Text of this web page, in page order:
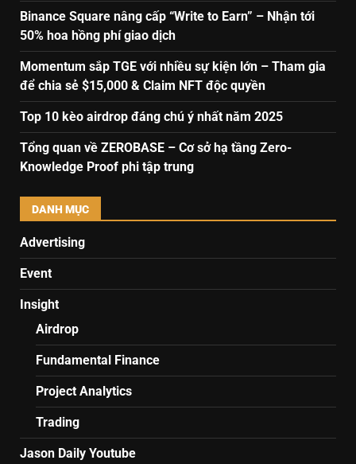
Binance Square nâng cấp “Write to Earn” – Nhận tới
50% hoa hồng phí giao dịch
Momentum sắp TGE với nhiều sự kiện lớn – Tham gia
để chia sẻ $15,000 & Claim NFT độc quyền
Top 10 kèo airdrop đáng chú ý nhất năm 2025
Tổng quan về ZEROBASE – Cơ sở hạ tầng Zero-
Knowledge Proof phi tập trung
DANH MỤC
Advertising
Event
Insight
Airdrop
Fundamental Finance
Project Analytics
Trading
Jason Daily Youtube